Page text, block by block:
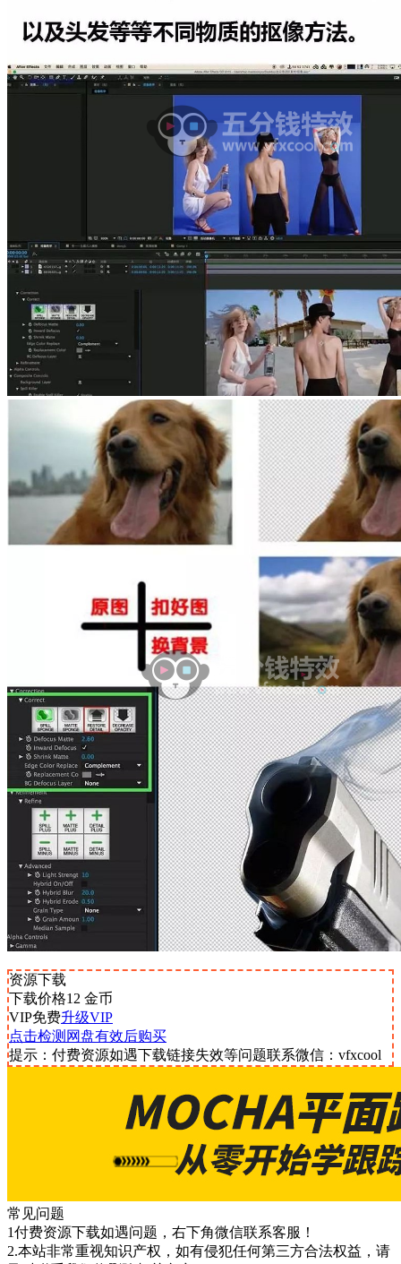
资源下载
下载价格12 金币
VIP免费升级VIP
点击检测网盘有效后购买
提示：付费资源如遇下载链接失效等问题联系微信：vfxcool
常见问题
1付费资源下载如遇问题，右下角微信联系客服！
2.本站非常重视知识产权，如有侵犯任何第三方合法权益，请